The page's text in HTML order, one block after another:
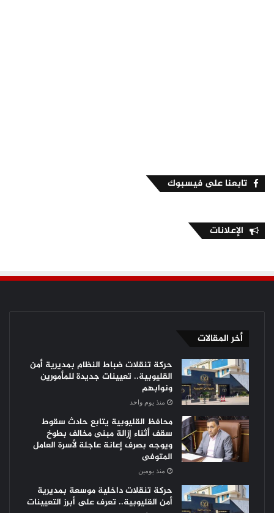
تابعنا على فيسبوك
الإعلانات
أخر المقالات
حركة تنقلات ضباط النظام بمديرية أمن
القليوبية.. تعيينات جديدة للمأمورين
ونوابهم
منذ يوم واحد
محافظ القليوبية يتابع حادث سقوط
سقف أثناء إزالة مبنى مخالف بطوخ
ويوجه بصرف إعانة عاجلة لأسرة العامل
المتوفى
منذ يومين
حركة تنقلات داخلية موسعة بمديرية
أمن القليوبية.. تعرف على أبرز التعيينات